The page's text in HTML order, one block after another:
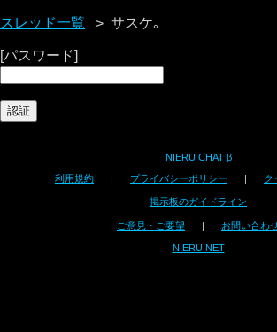
スレッド一覧 サスケ｡
[パスワード]
NIERU CHAT β
利用規約 | プライバシーポリシー | ク
掲示板のガイドライン
ご意見・ご要望 | お問い合わ
NIERU.NET